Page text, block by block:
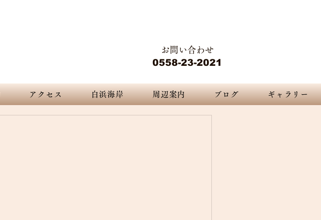
お問い合わせ
0558-23-2021
アクセス 白浜海岸 周辺案内 ブログ ギャラリー